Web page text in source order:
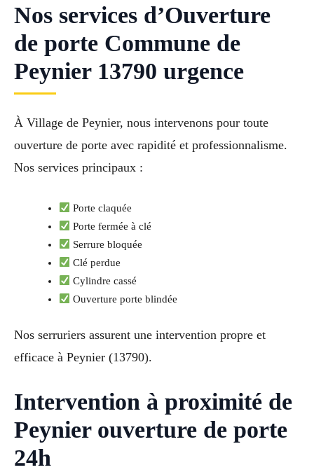
Nos services d’Ouverture
de porte Commune de
Peynier 13790 urgence
À Village de Peynier, nous intervenons pour toute
ouverture de porte avec rapidité et professionnalisme.
Nos services principaux :
Porte claquée
Porte fermée à clé
Serrure bloquée
Clé perdue
Cylindre cassé
Ouverture porte blindée
Nos serruriers assurent une intervention propre et
efficace à Peynier (13790).
Intervention à proximité de
Peynier ouverture de porte
24h